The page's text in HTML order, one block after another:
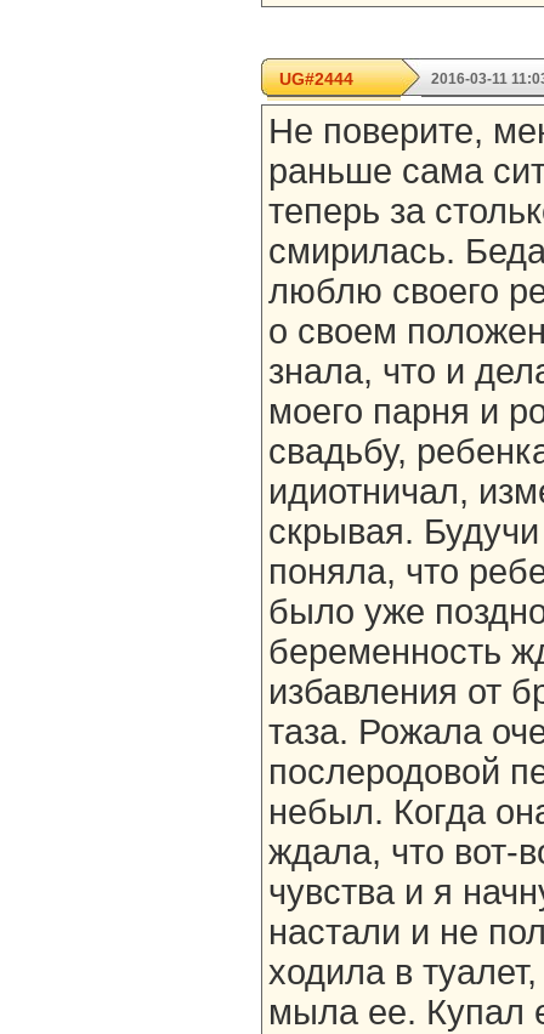
UG#2444 2016-03-11
Не поверите,
раньше сама
теперь за
смирилась.
люблю своего
о своем
знала, что и
моего парня и
свадьбу,
идиотничал,
скрывая.
поняла, что
было уже
беременность
избавления от
таза. Рожала
послеродовой
небыл. Когда
ждала, что вот-
чувства и я
настали и не
ходила в
мыла ее. Купал